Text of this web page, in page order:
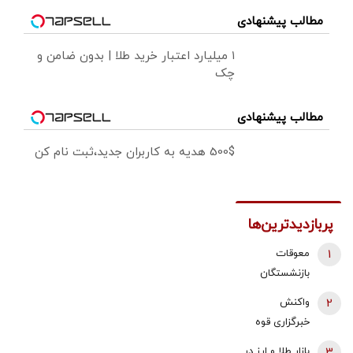
مطالب پیشنهادی
۱ میلیارد اعتبار خرید طلا | بدون ضامن و
چک
مطالب پیشنهادی
500$ هدیه به کاربران جدید،ثبت نام کن
پربازدیدترین‌ها
معوقات
بازنشستگان
واریز می‌شود
1
واکنش
خبرگزاری قوه
2